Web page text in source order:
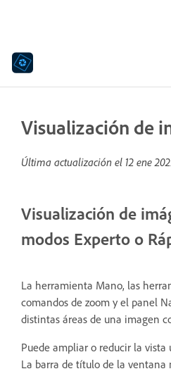
Visualización de
Última actualización el 12 ene
Visualización de
modos Experto o
La herramienta Mano, las
comandos de zoom y el panel
distintas áreas de una imagen
Puede ampliar o reducir la vista
La barra de título de la ventana